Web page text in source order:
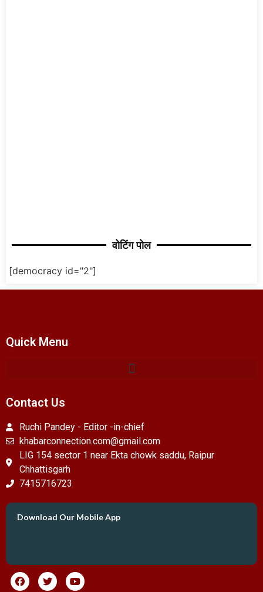
वोटिंग पोल
[democracy id="2"]
Quick Menu
Contact Us
Ruchi Pandey - Editor -in-chief
khabarconnection.com@gmail.com
LIG 154 sector 1 near Ekta chowk saddu, Raipur
Chhattisgarh
7415716723
Download Our Mobile App